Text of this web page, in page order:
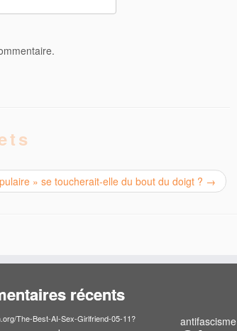
» se toucherait-elle du bout du doigt ? →
récents
The-Best-AI-Sex-Girlfriend-05-11?
antifascisme